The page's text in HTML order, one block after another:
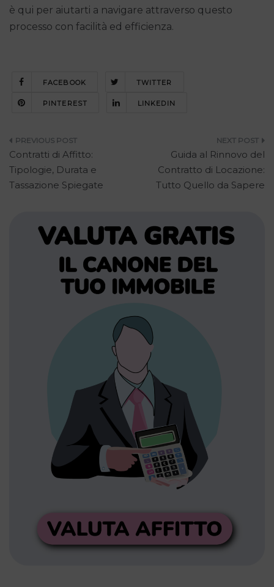
è qui per aiutarti a navigare attraverso questo
processo con facilità ed efficienza.
FACEBOOK TWITTER
PINTEREST LINKEDIN
Navigazione
articoli
Contratti di Affitto:
Tipologie, Durata e
Tassazione Spiegate
Guida al Rinnovo del
Contratto di Locazione:
Tutto Quello da Sapere